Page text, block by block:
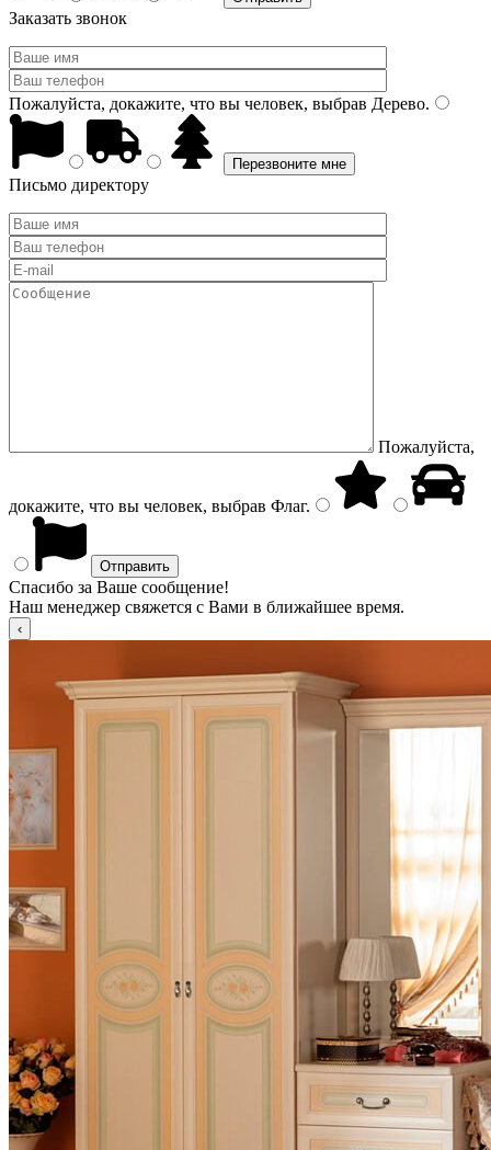
Заказать звонок
Пожалуйста, докажите, что вы человек, выбрав Дерево.
Письмо директору
Пожалуйста,
докажите, что вы человек, выбрав Флаг.
Спасибо за Ваше сообщение!
Наш менеджер свяжется с Вами в ближайшее время.